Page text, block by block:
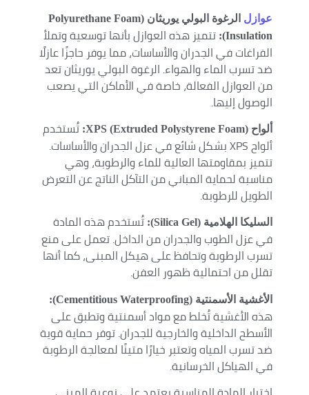
عوازل
الرغوة البولي يوريثان (Polyurethane Foam
Insulation):
تتميز هذه العوازل بأنها توسعية وتملأ
الفراغات في الجدران والأساسات، مما يوفر حاجزًا عازلًا
ضد تسرب الماء والهواء. الرغوة البولي يوريثان تعد
من العوازل الفعالة، خاصة في الأماكن التي يصعب
الوصول إليها.
ألواح XPS (Extruded Polystyrene Foam):
تُستخدم
ألواح XPS بشكل شائع في عزل الجدران والأساسات.
تتميز بمقاومتها العالية للماء والرطوبة، وهي
مناسبة لحماية المباني من التآكل الناتج عن التعرض
الطويل للرطوبة.
السليكا الهلامية (Silica Gel):
تُستخدم هذه المادة
في عزل الطوب والجدران من الداخل. تعمل على منع
تسرب الرطوبة وتحافظ على هيكل المبنى، كما أنها
تقلل من احتمالية ظهور العفن.
الأغشية الأسمنتية (Cementitious Waterproofing):
هذه الأغشية تُخلط مع مواد أسمنتية وتطبق على
الأسطح الداخلية والخارجية للجدران. توفر حماية قوية
ضد تسرب المياه وتعتبر خيارًا متينًا لمعالجة الرطوبة
في الهياكل الخرسانية.